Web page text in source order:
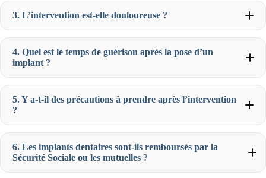
3. L’intervention est-elle douloureuse ?
4. Quel est le temps de guérison après la pose d’un
implant ?
5. Y a-t-il des précautions à prendre après l’intervention
?
6. Les implants dentaires sont-ils remboursés par la
Sécurité Sociale ou les mutuelles ?